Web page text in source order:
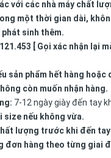
với các nhà máy chất
một thời gian dài,
sinh thêm.
[ Gọi xác nhận lại
sản phẩm hết hàng hoặc
còn muốn nhận hàng.
7-12 ngày giày đến tay
size nếu không vừa.
lượng trước khi đến tay
đơn hàng theo từng giai